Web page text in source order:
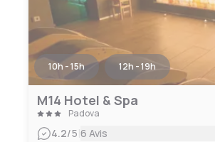
10h - 15h 12h - 19h
M14 Hotel & Spa
Padova
4.2/5|6 Avis